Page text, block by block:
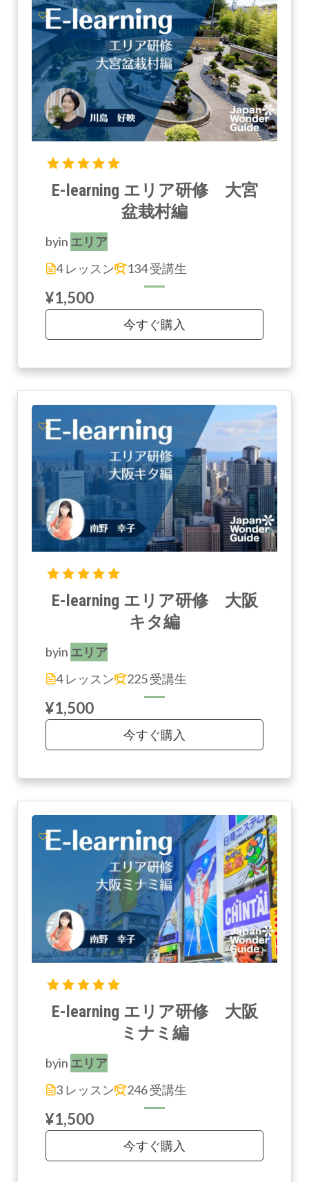
E-learning エリア研修 大宮
盆栽村編
byin エリア
4 レッスン
134 受講生
¥1,500
今すぐ購入
E-learning エリア研修 大阪
キタ編
byin エリア
4 レッスン
225 受講生
¥1,500
今すぐ購入
E-learning エリア研修 大阪
ミナミ編
byin エリア
3 レッスン
246 受講生
¥1,500
今すぐ購入